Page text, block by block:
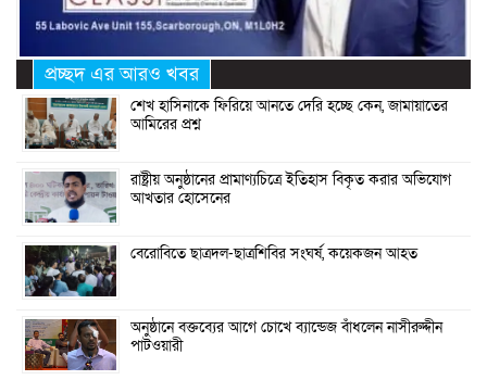
প্রচ্ছদ এর আরও খবর
শেখ হাসিনাকে ফিরিয়ে আনতে দেরি হচ্ছে কেন, জামায়াতের
আমিরের প্রশ্ন
রাষ্ট্রীয় অনুষ্ঠানের প্রামাণ্যচিত্রে ইতিহাস বিকৃত করার অভিযোগ
আখতার হোসেনের
বেরোবিতে ছাত্রদল-ছাত্রশিবির সংঘর্ষ, কয়েকজন আহত
অনুষ্ঠানে বক্তব্যের আগে চোখে ব্যান্ডেজ বাঁধলেন নাসীরুদ্দীন
পাটওয়ারী